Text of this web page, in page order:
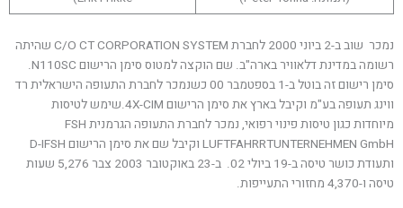
נמכר שוב ב-2 ביוני 2000 לחברת C/O CT CORPORATION SYSTEM שהיתה
רשומה במדינת דלאוויר בארה"ב. שם הוקצה למטוס סימן הרישום N110SC.
סימן רישום זה בוטל ב-1 בספטמבר 00 כשנמכר לחברת התעופה הישראלית רד
ווינג תעופה בע"מ וקיבל בארץ את סימן הרישום 4X-CIM.שימש לטיסות
מיוחדות כגון טיסות פינוי רפואי, נמכר לחברת התעופה הגרמנית FSH
LUFTFAHRRTUNTERNEHMEN GmbH וקיבל שם את סימן הרישום D-IFSH
ותעודת כושר טיסה ב-19 ביולי 02. ב-23 באוקטובר 2003 צבר 5,276 שעות
טיסה ו-4,370 מחזורי התעייפות.